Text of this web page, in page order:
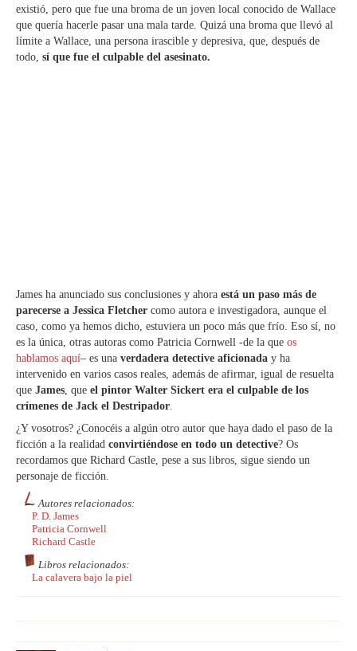
existió, pero que fue una broma de un joven local conocido de Wallace
que quería hacerle pasar una mala tarde. Quizá una broma que llevó al
límite a Wallace, una persona irascible y depresiva, que, después de
todo, sí que fue el culpable del asesinato.
James ha anunciado sus conclusiones y ahora está un paso más de
parecerse a Jessica Fletcher como autora e investigadora, aunque el
caso, como ya hemos dicho, estuviera un poco más que frío. Eso sí, no
es la única, otras autoras como Patricia Cornwell -de la que os
hablamos aquí– es una verdadera detective aficionada y ha
intervenido en varios casos reales, además de afirmar, igual de resuelta
que James, que el pintor Walter Sickert era el culpable de los
crímenes de Jack el Destripador.
¿Y vosotros? ¿Conocéis a algún otro autor que haya dado el paso de la
ficción a la realidad convirtiéndose en todo un detective? Os
recordamos que Richard Castle, pese a sus libros, sigue siendo un
personaje de ficción.
Autores relacionados:
P. D. James
Patricia Cornwell
Richard Castle
Libros relacionados:
La calavera bajo la piel